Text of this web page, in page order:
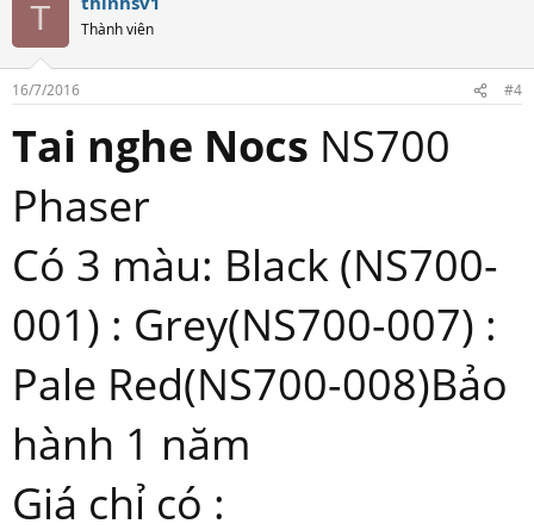
T Thành viên
16/7/2016 #4
Tai nghe Nocs NS700
Phaser
Có 3 màu: Black (NS700-
001) : Grey(NS700-007) :
Pale Red(NS700-008)Bảo
hành 1 năm
Giá chỉ có :